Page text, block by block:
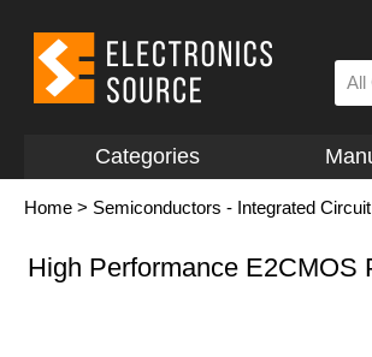
All
Categories
Home > Semiconductors - Integrated Circuit
High Performance E2CMOS